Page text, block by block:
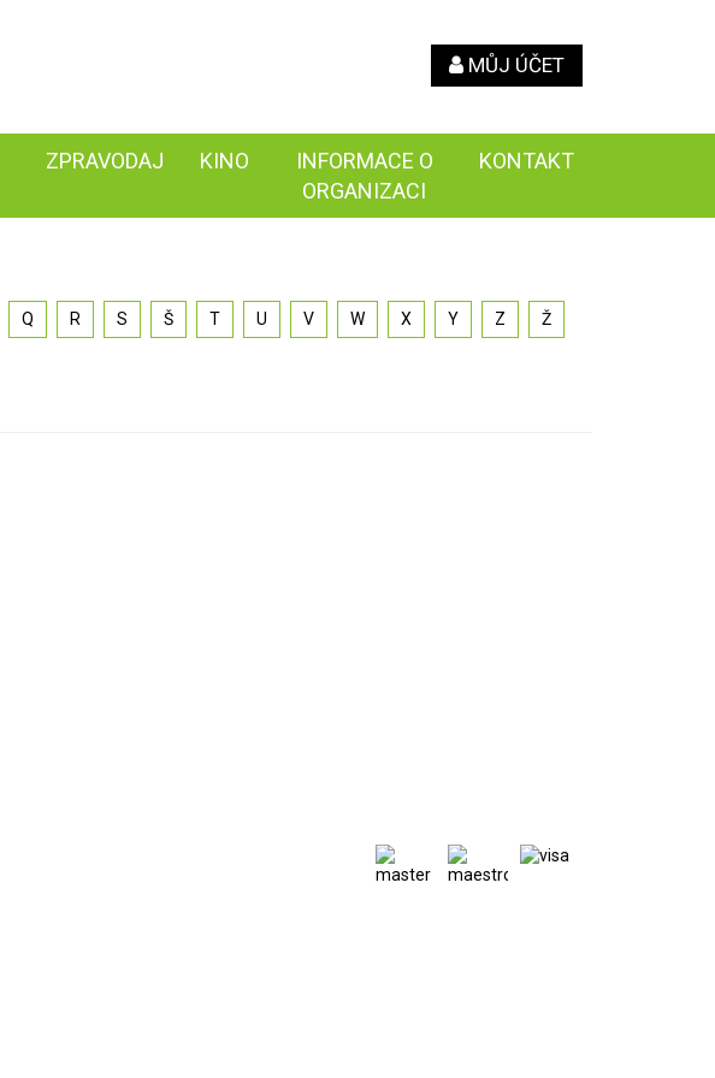
MŮJ ÚČET
ZPRAVODAJ KINO
INFORMACE O
ORGANIZACI
KONTAKT
Q R S Š T U V W X Y Z Ž